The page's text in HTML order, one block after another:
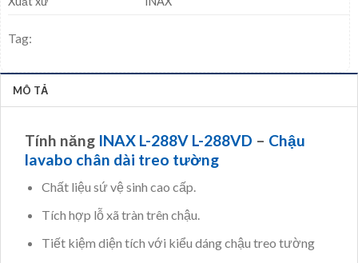
Tag:
MÔ TẢ
Tính năng INAX L-288V L-288VD – Chậu
lavabo chân dài treo tường
Chất liệu sứ vệ sinh cao cấp.
Tích hợp lỗ xã tràn trên chậu.
Tiết kiệm diện tích với kiểu dáng chậu treo tường